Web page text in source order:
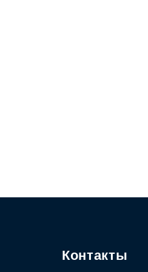
Контакты